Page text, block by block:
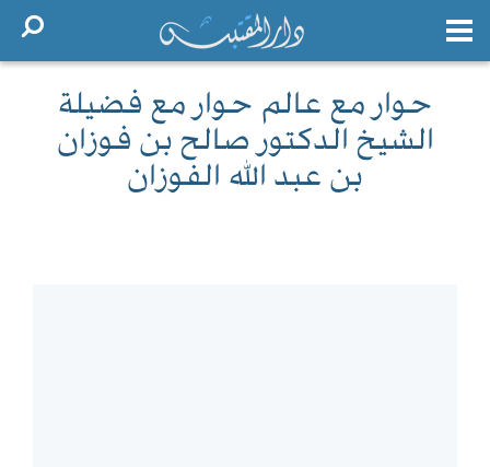
حوار مع عالم حوار مع فضيلة
الشيخ الدكتور صالح بن فوزان
بن عبد الله الفوزان